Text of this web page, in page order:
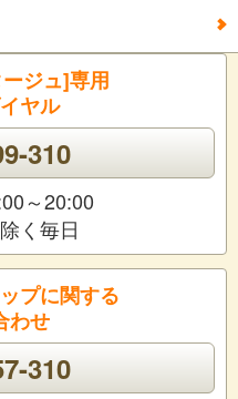
ジュ]専用
ヤル
310
～20:00
く毎日
プに関する
わせ
310